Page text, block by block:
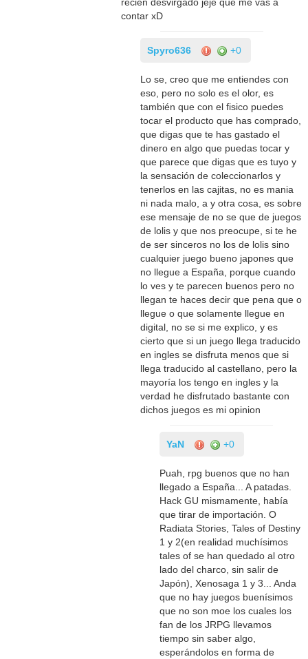
contar xD
Spyro636 +0
Lo se, creo que me entiendes con
eso, pero no solo es el olor, es
también que con el fisico puedes
tocar el producto que has comprado,
que digas que te has gastado el
dinero en algo que puedas tocar y
que parece que digas que es tuyo y
la sensación de coleccionarlos y
tenerlos en las cajitas, no es mania
ni nada malo, a y otra cosa, es sobre
ese mensaje de no se que de juegos
de lolis y que nos preocupe, si te he
de ser sinceros no los de lolis sino
cualquier juego bueno japones que
no llegue a España, porque cuando
lo ves y te parecen buenos pero no
llegan te haces decir que pena que o
llegue o que solamente llegue en
digital, no se si me explico, y es
cierto que si un juego llega traducido
en ingles se disfruta menos que si
llega traducido al castellano, pero la
mayoría los tengo en ingles y la
verdad he disfrutado bastante con
dichos juegos es mi opinion
YaN +0
Puah, rpg buenos que no han
llegado a España... A patadas.
Hack GU mismamente, había
que tirar de importación. O
Radiata Stories, Tales of Destiny
1 y 2(en realidad muchísimos
tales of se han quedado al otro
lado del charco, sin salir de
Japón), Xenosaga 1 y 3... Anda
que no hay juegos buenísimos
que no son moe los cuales los
fan de los JRPG llevamos
tiempo sin saber algo,
esperándolos en forma de